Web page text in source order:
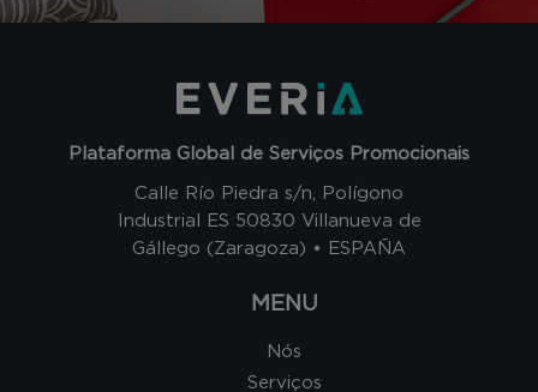
Plataforma Global de Serviços Promocionais
Calle Río Piedra s/n, Polígono
Industrial ES 50830 Villanueva de
Gállego (Zaragoza) • ESPAÑA
MENU
Nós
Serviços